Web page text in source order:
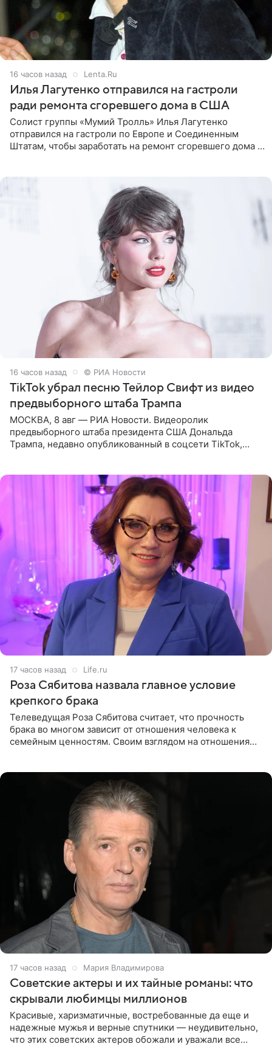
16 часов назад Lenta.Ru
Илья Лагутенко отправился на гастроли
ради ремонта сгоревшего дома в США
Солист группы «Мумий Тролль» Илья Лагутенко
отправился на гастроли по Европе и Соединенным
Штатам, чтобы заработать на ремонт сгоревшего дома в
16 часов назад © РИА Новости
TikTok убрал песню Тейлор Свифт из видео
предвыборного штаба Трампа
МОСКВА, 8 авг — РИА Новости. Видеоролик
предвыборного штаба президента США Дональда
Трампа, недавно опубликованный в соцсети TikTok,
17 часов назад Life.ru
Роза Сябитова назвала главное условие
крепкого брака
Телеведущая Роза Сябитова считает, что прочность
брака во многом зависит от отношения человека к
семейным ценностям. Своим взглядом на отношения
17 часов назад Мария Владимирова
Советские актеры и их тайные романы: что
скрывали любимцы миллионов
Красивые, харизматичные, востребованные да еще и
надежные мужья и верные спутники — неудивительно,
что этих советских актеров обожали и уважали все